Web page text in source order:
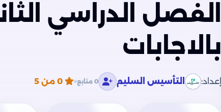
بالاجابات
إعداد: التأسيس السليم 0 متابع 0من 5